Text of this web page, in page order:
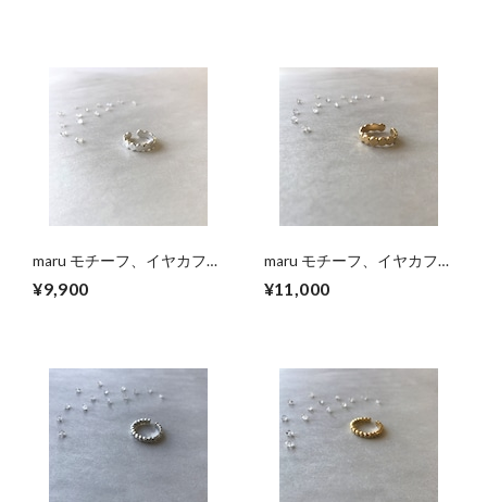
maru モチーフ、イヤカフ
¥9,900
maru モチーフ、イヤカフ
k18コーティング)
¥11,000